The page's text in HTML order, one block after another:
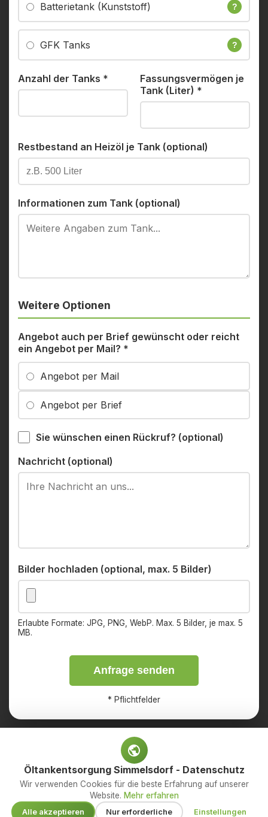
Batterietank (Kunststoff) ?
GFK Tanks ?
Anzahl der Tanks *
Fassungsvermögen je
Tank (Liter) *
Restbestand an Heizöl je Tank (optional)
Informationen zum Tank (optional)
Weitere Optionen
Angebot auch per Brief gewünscht oder reicht
ein Angebot per Mail? *
Angebot per Mail
Angebot per Brief
Sie wünschen einen Rückruf? (optional)
Nachricht (optional)
Bilder hochladen (optional, max. 5 Bilder)
Erlaubte Formate: JPG, PNG, WebP. Max. 5 Bilder, je max. 5
MB.
Anfrage senden
* Pflichtfelder
ImpressumDatenschutz
© 2026 OED Services GmbH – Ihr Fachbetrieb für
Öltankentsorgung. Alle Rechte vorbehalten.
Öltankentsorgung Simmelsdorf - Datenschutz
Wir verwenden Cookies für die beste Erfahrung auf unserer
Website. Mehr erfahren
Alle akzeptieren Nur erforderliche Einstellungen